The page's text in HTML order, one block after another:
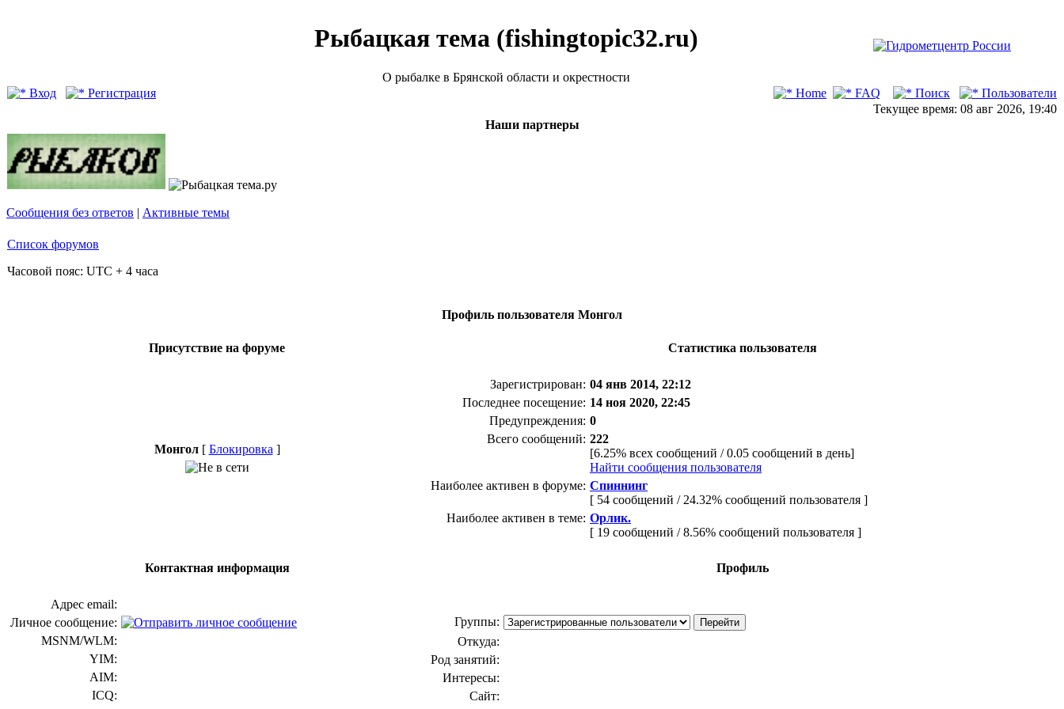
Рыбацкая тема (fishingtopic32.ru)
О рыбалке в Брянской области и окрестности
Вход
Регистрация Home FAQ Поиск
Пользователи
Текущее время: 08 авг 2026, 19:40
Наши партнеры
Сообщения без ответов | Активные темы
Список форумов
Часовой пояс: UTC + 4 часа
Профиль пользователя Монгол
Присутствие на форуме Статистика пользователя
Монгол[ Блокировка ]
Зарегистрирован: 04 янв 2014, 22:12
Последнее посещение: 14 ноя 2020, 22:45
Предупреждения: 0
Всего сообщений: 222
[6.25% всех сообщений / 0.05 сообщений в день]
Найти сообщения пользователя
Наиболее активен в форуме: Спиннинг
[ 54 сообщений / 24.32% сообщений пользователя ]
Наиболее активен в теме: Орлик.
[ 19 сообщений / 8.56% сообщений пользователя ]
Контактная информация Профиль
Адрес email:
Личное сообщение:
MSNM/WLM:
YIM:
AIM:
ICQ:
Группы:
Откуда:
Род занятий:
Интересы:
Сайт: